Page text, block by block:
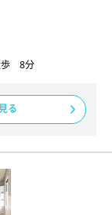
歩 8分
る